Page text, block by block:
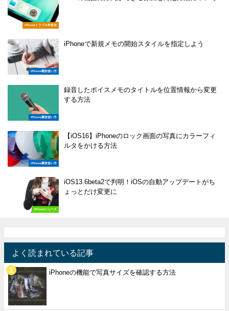
iPhoneトラブル対処法
iPhone裏技使い方
iPhoneで新規メモの開始スタイルを指定しよう
iPhone裏技使い方
録音したボイスメモのタイトルを位置情報から変更
する方法
iPhone裏技使い方
【iOS16】iPhoneのロック画面の写真にカラーフィ
ルタをかける方法
iPhoneニュース
iOS13.6beta2で判明！iOSの自動アップデートがち
ょっとだけ変更に
よく読まれている記事
iPhoneの機能で写真サイズを確認する方法